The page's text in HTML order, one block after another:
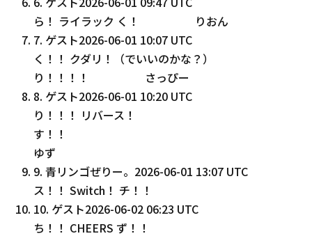
ら！ ライラック く！ りおん
7. ゲスト2026-06-01 10:07 UTC
く！！ クダリ！（でいいのかな？）
り！！！！ さっぴー
8. ゲスト2026-06-01 10:20 UTC
り！！！ リバース！
す！！
ゆず
9. 青リンゴぜりー。 2026-06-01 13:07 UTC
ス！！ Switch！ チ！！
10. ゲスト2026-06-02 06:23 UTC
ち！！ CHEERS ず！！